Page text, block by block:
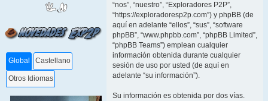
Global Castellano
Otros Idiomas
“nos”, “nuestro”, “Exploradores P2P”,
“https://exploradoresp2p.com”) y phpBB (de
aquí en adelante “ellos”, “sus”, “software
phpBB”, “www.phpbb.com”, “phpBB Limited”,
“phpBB Teams”) emplean cualquier
información obtenida durante cualquier
sesión de uso por usted (de aquí en
adelante “su información”).
Su información es obtenida por dos vías.